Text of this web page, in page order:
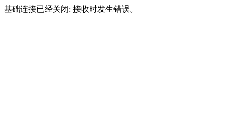
基础连接已经关闭: 接收时发生错误。